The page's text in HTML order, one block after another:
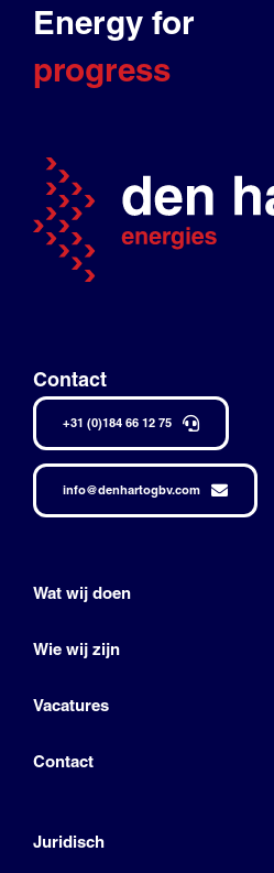
Energy for
progress
Contact
+31 (0)184 66 12 75
info@denhartogbv.com
Wat wij doen
Wie wij zijn
Vacatures
Contact
Juridisch